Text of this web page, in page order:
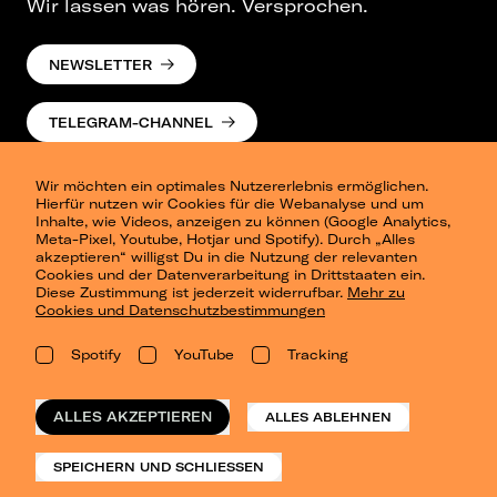
Wir möchten ein optimales Nutzererlebnis ermöglichen.
Hierfür nutzen wir Cookies für die Webanalyse und um
Inhalte, wie Videos, anzeigen zu können (Google Analytics,
Meta-Pixel, Youtube, Hotjar und Spotify). Durch „Alles
akzeptieren“ willigst Du in die Nutzung der relevanten
Cookies und der Datenverarbeitung in Drittstaaten ein.
Diese Zustimmung ist jederzeit widerrufbar. Mehr zu
Cookies und Datenschutzbestimmungen
Spotify YouTube Tracking
ALLES AKZEPTIEREN ALLES ABLEHNEN
SPEICHERN UND SCHLIESSEN
Wir lassen was hören. Versprochen.
NEWSLETTER
TELEGRAM-CHANNEL
Presse
Berlin
Dresden
Leipzig
Konzertsommer Petersberg
Vergangene Shows
o_team
Datenschutz
Impressum